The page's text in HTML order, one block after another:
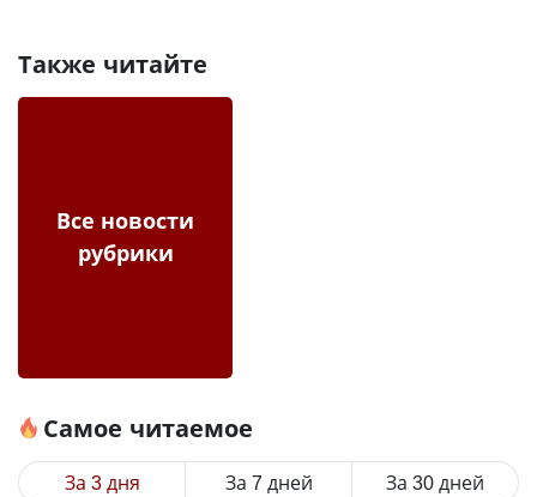
Также читайте
Все новости
рубрики
Самое читаемое
За 3 дня За 7 дней За 30 дней